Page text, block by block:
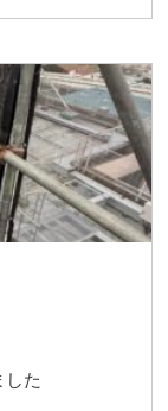
した